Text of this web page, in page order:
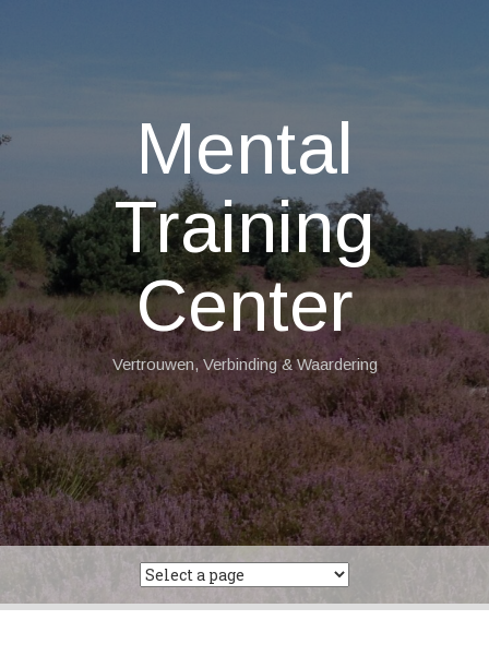
Mental
Training
Center
Vertrouwen, Verbinding & Waardering